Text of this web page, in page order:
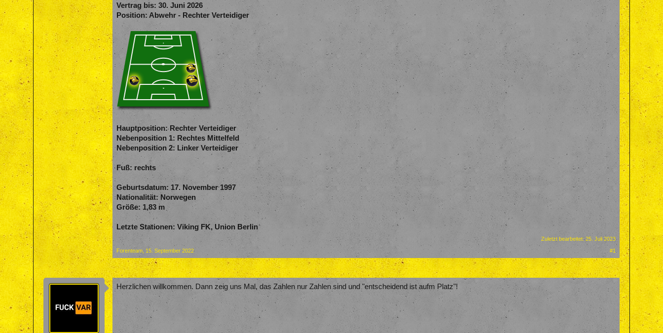
Vertrag bis: 30. Juni 2026
Position: Abwehr - Rechter Verteidiger
Hauptposition:Rechter Verteidiger
Nebenposition 1: Rechtes Mittelfeld
Nebenposition 2: Linker Verteidiger
Fuß: rechts
Geburtsdatum: 17. November 1997
Nationalität:Norwegen
Größe: 1,83 m
Letzte Stationen: Viking FK, Union Berlin
Zuletzt bearbeitet:25. Juli 2023
Forenteam 15. September 2022 #1
Herzlichen willkommen. Dann zeig uns Mal, das Zahlen nur Zahlen sind und "entscheidend ist aufm Platz"!